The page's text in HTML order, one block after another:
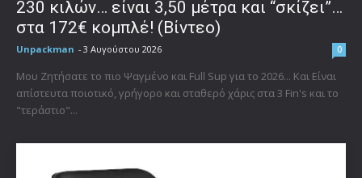
230 κιλών… είναι 3,50 μέτρα και “σκίζει”…
στα 172€ κομπλέ! (Βίντεο)
Unpackman - 3 Αυγούστου 2026 0
Μου Ζητήσατε το πιο Ψαγμένο και Full Sup για το 2026... Και Είναι
απίστευτα ποιοτικό, γρήγορο και σταθερό χάρις στα 3 Fin's και το
"τεράστιο"...